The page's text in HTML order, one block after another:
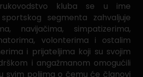
kluba se u ime
segmenta zahvaljuje
navijačima, simpatizerima,
volonterima i ostalim
i prijateljima koji su svojim
i angažmanom omogućili
svim poljima o čemu će članovi